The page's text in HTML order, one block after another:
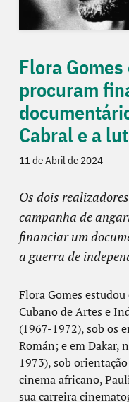
Flora Gomes
procuram
Cabral e a
11 de Abril de 2024
Os dois
campanha de
financiar um
a guerra de
Flora Gomes
Cubano de Artes e
(1967-1972), sob os
Román; e em Dakar,
1973), sob
cinema africano,
sua carreira